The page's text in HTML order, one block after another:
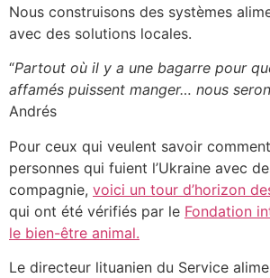
Nous construisons des systèmes
avec des solutions locales.
“Partout où il y a une bagarre pour
affamés puissent manger… nous
Andrés
Pour ceux qui veulent savoir
personnes qui fuient l’Ukraine avec
compagnie, voici un tour d’horizon
qui ont été vérifiés par le Fondation
le bien-être animal.
Le directeur lituanien du Service